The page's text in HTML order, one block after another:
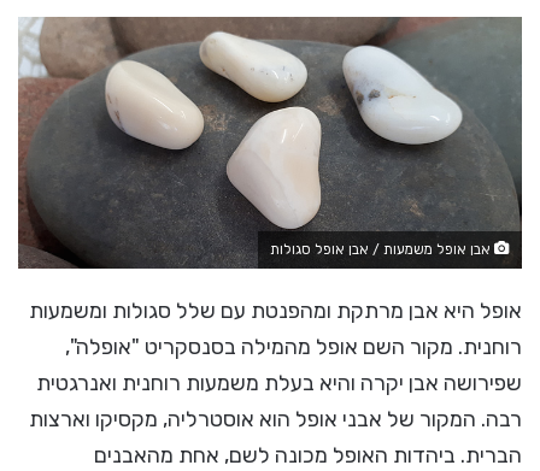
אבן אופל משמעות / אבן אופל סגולות
אופל היא אבן מרתקת ומהפנטת עם שלל סגולות ומשמעות
רוחנית. מקור השם אופל מהמילה בסנסקריט "אופלה",
שפירושה אבן יקרה והיא בעלת משמעות רוחנית ואנרגטית
רבה. המקור של אבני אופל הוא אוסטרליה, מקסיקו וארצות
הברית. ביהדות האופל מכונה לשם, אחת מהאבנים